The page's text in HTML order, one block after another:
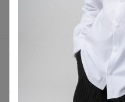
Поддержка альпак
Самое выгодное
Хиты продаж
Самое желанное